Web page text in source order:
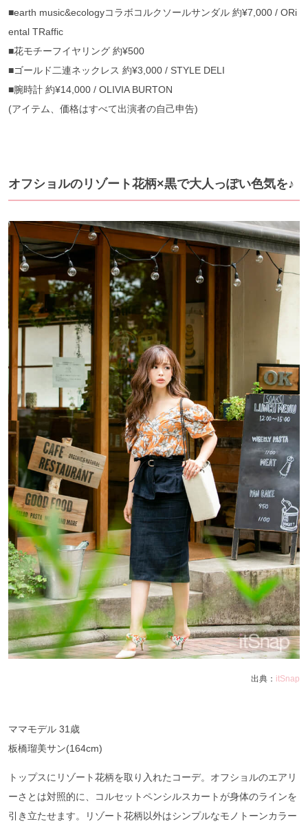
■earth music&ecologyコラボコルクソールサンダル 約¥7,000 / ORi
ental TRaffic
■花モチーフイヤリング 約¥500
■ゴールド二連ネックレス 約¥3,000 / STYLE DELI
■腕時計 約¥14,000 / OLIVIA BURTON
(アイテム、価格はすべて出演者の自己申告)
オフショルのリゾート花柄×黒で大人っぽい色気を♪
出典： itSnap
ママモデル 31歳
板橋瑠美サン(164cm)
トップスにリゾート花柄を取り入れたコーデ。オフショルのエアリ
ーさとは対照的に、コルセットペンシルスカートが身体のラインを
引き立たせます。リゾート花柄以外はシンプルなモノトーンカラー